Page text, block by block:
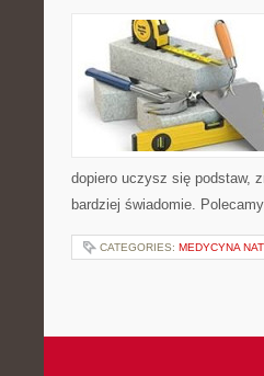
dopiero uczysz się podstaw,
bardziej świadomie.
CATEGORIES: MEDYCYNA